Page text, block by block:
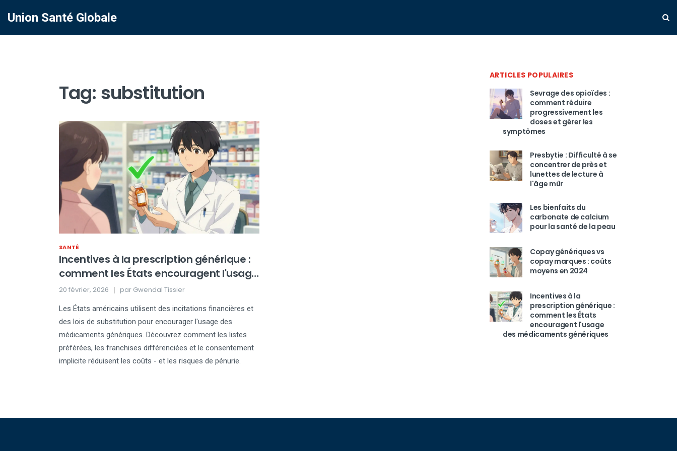
Union Santé Globale
Tag: substitution
SANTÉ
Incentives à la prescription générique :
comment les États encouragent l'usage
des médicaments génériques
20 février, 2026 par Gwendal Tissier
Les États américains utilisent des incitations financières et
des lois de substitution pour encourager l'usage des
médicaments génériques. Découvrez comment les listes
préférées, les franchises différenciées et le consentement
implicite réduisent les coûts - et les risques de pénurie.
ARTICLES POPULAIRES
Sevrage des opioïdes :
comment réduire
progressivement les
doses et gérer les
symptômes
Presbytie : Difficulté à se
concentrer de près et
lunettes de lecture à
l'âge mûr
Les bienfaits du
carbonate de calcium
pour la santé de la peau
Copay génériques vs
copay marques : coûts
moyens en 2024
Incentives à la
prescription générique :
comment les États
encouragent l'usage
des médicaments génériques